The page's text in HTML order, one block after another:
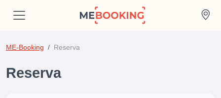
ME-Booking Reserva
Reserva